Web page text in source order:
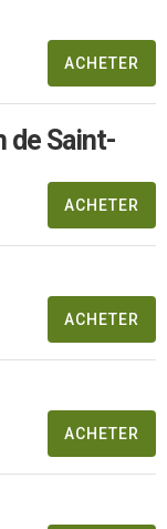
ACHETER
de Saint-
ACHETER
ACHETER
ACHETER